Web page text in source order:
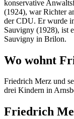
konservative
(1924), war Richter
der CDU. Er wurde
Sauvigny (1928), ist
Sauvigny in Brilon.
Wo wohnt
Friedrich Merz und
drei Kindern in
Friedrich